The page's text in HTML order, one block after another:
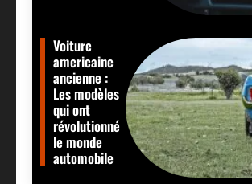
Voiture
americaine
ancienne :
Les modèles
qui ont
révolutionné
le monde
automobile